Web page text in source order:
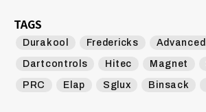
TAGS
Durakool Fredericks Advanced
Dartcontrols Hitec Magnet
PRC Elap Sglux Binsack